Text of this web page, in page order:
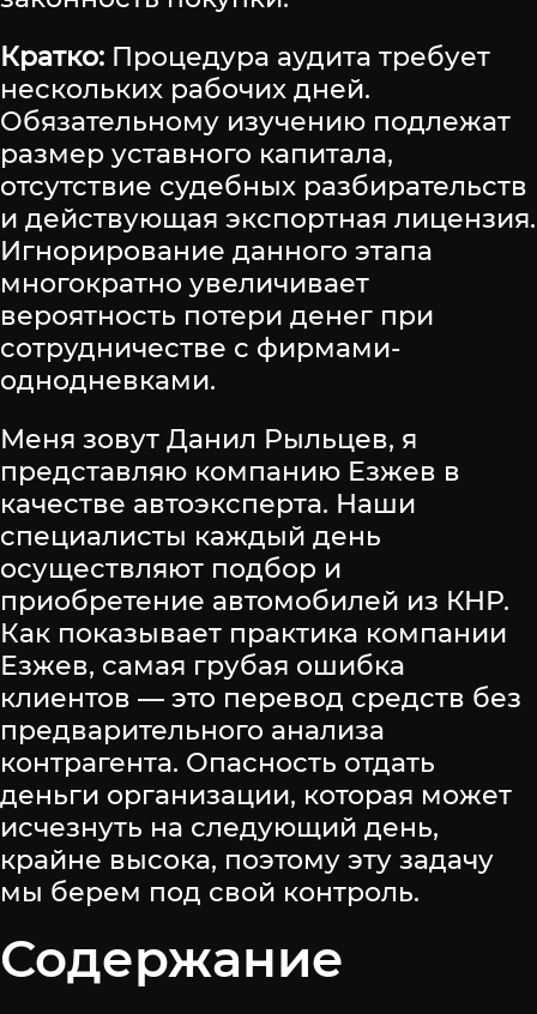
Кратко: Процедура аудита требует
нескольких рабочих дней.
Обязательному изучению подлежат
размер уставного капитала,
отсутствие судебных разбирательств
и действующая экспортная лицензия.
Игнорирование данного этапа
многократно увеличивает
вероятность потери денег при
сотрудничестве с фирмами-
однодневками.
Меня зовут Данил Рыльцев, я
представляю компанию Езжев в
качестве автоэксперта. Наши
специалисты каждый день
осуществляют подбор и
приобретение автомобилей из КНР.
Как показывает практика компании
Езжев, самая грубая ошибка
клиентов — это перевод средств без
предварительного анализа
контрагента. Опасность отдать
деньги организации, которая может
исчезнуть на следующий день,
крайне высока, поэтому эту задачу
мы берем под свой контроль.
Содержание